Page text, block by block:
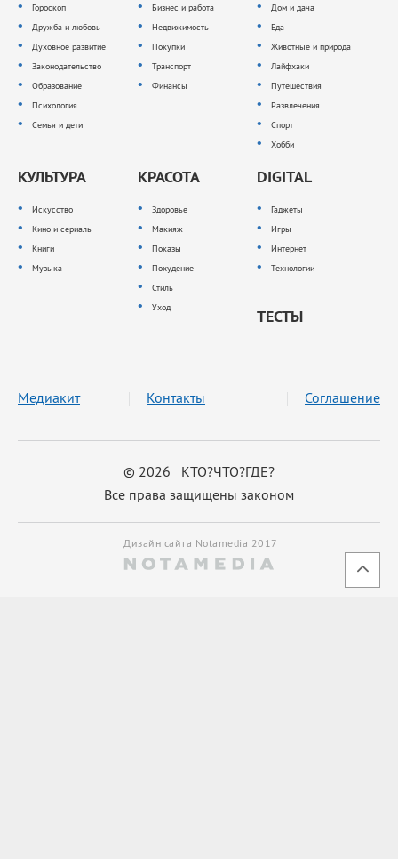
Гороскоп
Дружба и любовь
Духовное развитие
Законодательство
Образование
Психология
Семья и дети
Бизнес и работа
Недвижимость
Покупки
Транспорт
Финансы
Дом и дача
Еда
Животные и природа
Лайфхаки
Путешествия
Развлечения
Спорт
Хобби
КУЛЬТУРА
Искусство
Кино и сериалы
Книги
Музыка
КРАСОТА
Здоровье
Макияж
Показы
Похудение
Стиль
Уход
DIGITAL
Гаджеты
Игры
Интернет
Технологии
ТЕСТЫ
© 2026 КТО?ЧТО?ГДЕ?
Все права защищены законом
Медиакит Контакты Соглашение
Дизайн сайта Notamedia 2017